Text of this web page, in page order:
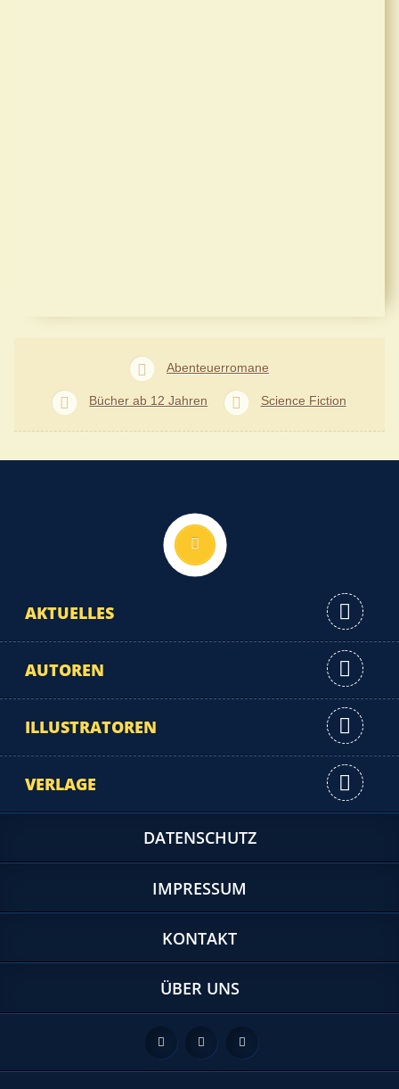
Abenteuerromane
Bücher ab 12 Jahren Science Fiction
AKTUELLES
AUTOREN
ILLUSTRATOREN
VERLAGE
DATENSCHUTZ
IMPRESSUM
KONTAKT
ÜBER UNS
Feed